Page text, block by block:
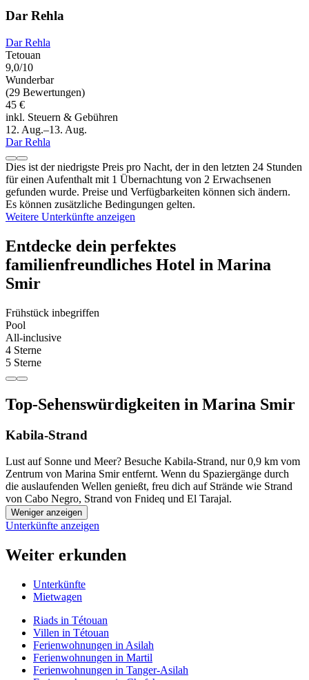
Dar Rehla
Dar Rehla
Tetouan
9,0/10
Wunderbar
(29 Bewertungen)
45 €
inkl. Steuern & Gebühren
12. Aug.–13. Aug.
Dar Rehla
Dies ist der niedrigste Preis pro Nacht, der in den letzten 24 Stunden
für einen Aufenthalt mit 1 Übernachtung von 2 Erwachsenen
gefunden wurde. Preise und Verfügbarkeiten können sich ändern.
Es können zusätzliche Bedingungen gelten.
Weitere Unterkünfte anzeigen
Entdecke dein perfektes
familienfreundliches Hotel in Marina
Smir
Frühstück inbegriffen
Pool
All-inclusive
4 Sterne
5 Sterne
Top-Sehenswürdigkeiten in Marina Smir
Kabila-Strand
Lust auf Sonne und Meer? Besuche Kabila-Strand, nur 0,9 km vom
Zentrum von Marina Smir entfernt. Wenn du Spaziergänge durch
die auslaufenden Wellen genießt, freu dich auf Strände wie Strand
von Cabo Negro, Strand von Fnideq und El Tarajal.
Weniger anzeigen
Unterkünfte anzeigen
Weiter erkunden
Unterkünfte
Mietwagen
Riads in Tétouan
Villen in Tétouan
Ferienwohnungen in Asilah
Ferienwohnungen in Martil
Ferienwohnungen in Tanger-Asilah